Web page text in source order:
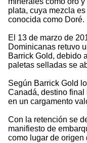
plata, cuya mezcla es
conocida como Doré.
El 13 de marzo de
Dominicanas retuvo
Barrick Gold, debido
paletas selladas se
Según Barrick Gold
Canadá, destino final
en un cargamento
Con la retención se
manifiesto de
como lugar de origen